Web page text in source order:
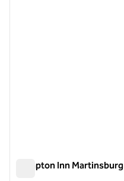
Hampton Inn Martinsburg